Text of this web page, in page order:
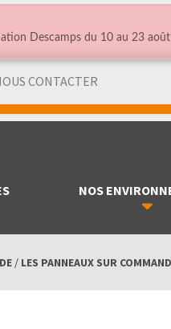
CONTACTER
NOS
/ LES PANNEAUX SUR
Descamps du 10 au 23